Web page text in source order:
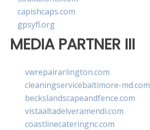
capishcaps.com
gpsyfl.org
MEDIA PARTNER III
vwrepairarlington.com
cleaningservicebaltimore-md.com
beckslandscapeandfence.com
vistaaltadelveramendi.com
coastlinecateringnc.com